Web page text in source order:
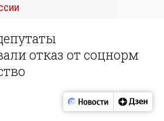
отказ от соцнорм